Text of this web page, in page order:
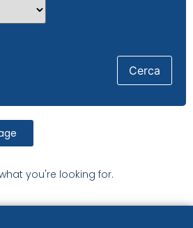
you're looking for.